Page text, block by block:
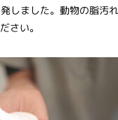
しました。動物の脂汚
さい。